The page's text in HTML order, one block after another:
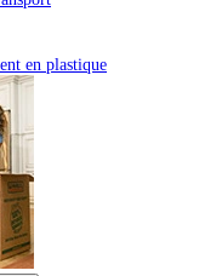
en plastique